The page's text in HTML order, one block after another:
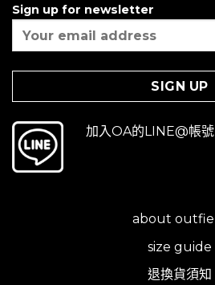
Sign up for newsletter
加入OA的LINE@帳
about
size guide
退換貨須知